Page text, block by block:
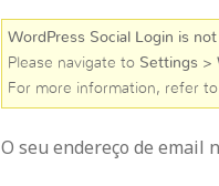
WordPress Social Login is
Please navigate to Settings >
For more information, refer
O seu endereço de email